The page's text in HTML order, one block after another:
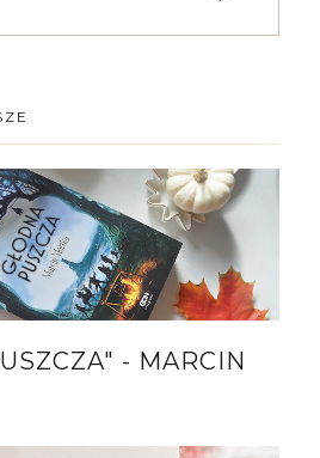
- MARCIN